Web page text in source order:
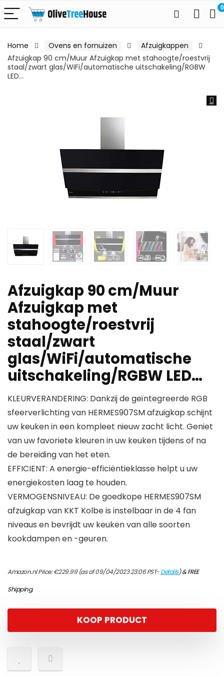
0
Home Ovens en fornuizen
Afzuigkappen
Afzuigkap 90 cm/Muur Afzuigkap met stahoogte/roestvrij
staal/zwart glas/WiFi/automatische uitschakeling/RGBW
LED…
Afzuigkap 90 cm/Muur
Afzuigkap met
stahoogte/roestvrij
staal/zwart
glas/WiFi/automatische
uitschakeling/RGBW LED…
KLEURVERANDERING: Dankzij de geïntegreerde RGB
sfeerverlichting van HERMES907SM afzuigkap schijnt
uw keuken in een kompleet nieuw zacht licht. Geniet
van uw favoriete kleuren in uw keuken tijdens of na
de bereiding van het eten.
EFFICIENT: A energie-efficiëntieklasse helpt u uw
energiekosten laag te houden.
VERMOGENSNIVEAU: De goedkope HERMES907SM
afzuigkap van KKT Kolbe is instelbaar in de 4 fan
niveaus en bevrijdt uw keuken van alle soorten
kookdampen en -geuren.
Amazon.nl Price:€229.99(as of 09/04/2023 23:06 PST-Details)&FREE
Shipping.
KOOP PRODUCT